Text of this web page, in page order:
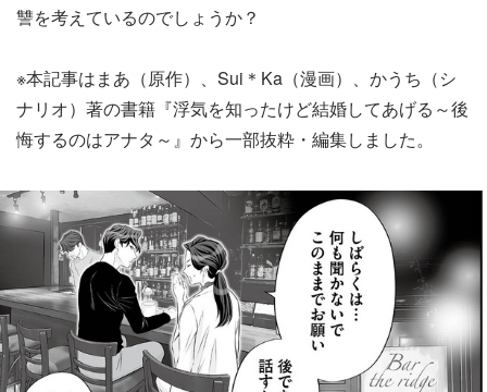
讐を考えているのでしょうか？
※本記事はまあ（原作）、Sui＊Ka（漫画）、かうち（シ
ナリオ）著の書籍『浮気を知ったけど結婚してあげる～後
悔するのはアナタ～』から一部抜粋・編集しました。